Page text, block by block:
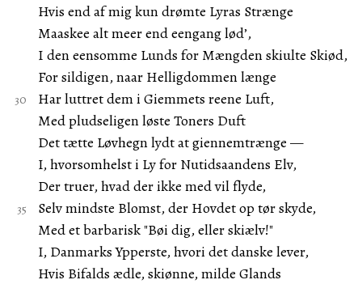
Hvis end af mig kun drømte Lyras Strænge
Maaskee alt meer end eengang lød’,
I den eensomme Lunds for Mængden skiulte Skiød,
For sildigen, naar Helligdommen længe
Har luttret dem i Giemmets reene Luft,
Med pludseligen løste Toners Duft
Det tætte Løvhegn lydt at giennemtrænge —
I, hvorsomhelst i Ly for Nutidsaandens Elv,
Der truer, hvad der ikke med vil flyde,
Selv mindste Blomst, der Hovdet op tør skyde,
Med et barbarisk "Bøi dig, eller skiælv!"
I, Danmarks Ypperste, hvori det danske lever,
Hvis Bifalds ædle, skiønne, milde Glands